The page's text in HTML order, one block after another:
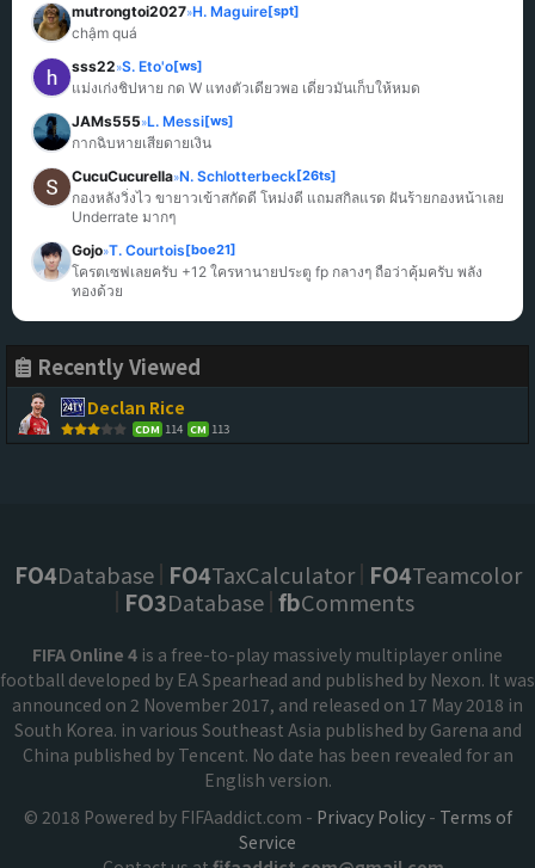
mutrongtoi2027»H. Maguire[spt]
chậm quá
sss22»S. Eto'o[ws]
แม่งเก่งชิปหาย กด W แทงตัวเดียวพอ เดี๋ยวมันเก็บให้หมด
JAMs555»L. Messi[ws]
กากฉิบหายเสียดายเงิน
CucuCucurella»N. Schlotterbeck[26ts]
กองหลังวิ่งไว ขายาวเข้าสกัดดี โหม่งดี แถมสกิลแรด ฝันร้ายกองหน้าเลย
Underrate มากๆ
Gojo»T. Courtois[boe21]
โครตเซฟเลยครับ +12 ใครหานายประตู fp กลางๆ ถือว่าคุ้มครับ พลัง
ทองด้วย
Recently Viewed
Declan Rice
CDM 114 CM 113
FO4Database FO4TaxCalculator FO4Teamcolor
FO3Database fbComments
FIFA Online 4 is a free-to-play massively multiplayer online
football developed by EA Spearhead and published by Nexon. It was
announced on 2 November 2017, and released on 17 May 2018 in
South Korea. in various Southeast Asia published by Garena and
China published by Tencent. No date has been revealed for an
English version.
© 2018 Powered by FIFAaddict.com - Privacy Policy- Terms of
Service